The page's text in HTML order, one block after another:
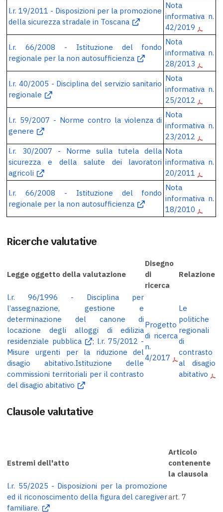
l.r. 19/2011 - Disposizioni per la promozione
della sicurezza stradale in Toscana
Nota
informativa n.
42/2019
l.r. 66/2008 - Istituzione del fondo
regionale per la non autosufficienza
Nota
informativa n.
28/2013
l.r. 40/2005 - Disciplina del servizio sanitario
regionale
Nota
informativa n.
25/2012
l.r. 59/2007 - Norme contro la violenza di
genere
Nota
informativa n.
23/2012
l.r. 30/2007 - Norme sulla tutela della
sicurezza e della salute dei lavoratori
agricoli
Nota
informativa n.
20/2011
l.r. 66/2008 - Istituzione del fondo
regionale per la non autosufficienza
Nota
informativa n.
18/2010
Ricerche valutative
Legge oggetto della valutazione
Disegno
di
ricerca
Relazione
l.r. 96/1996 - Disciplina per
l’assegnazione, gestione e
determinazione del canone di
locazione degli alloggi di edilizia
residenziale pubblica
; l.r. 75/2012 -
Misure urgenti per la riduzione del
disagio abitativo.Istituzione delle
commissioni territoriali per il contrasto
del disagio abitativo
Progetto
di ricerca
n.
4/2017
Le
politiche
regionali
di
contrasto
al disagio
abitativo
Clausole valutative
Estremi dell'atto
Articolo
contenente
la clausola
l.r. 55/2025 - Disposizioni per la promozione
ed il riconoscimento della figura del caregiver
familiare.
art. 7